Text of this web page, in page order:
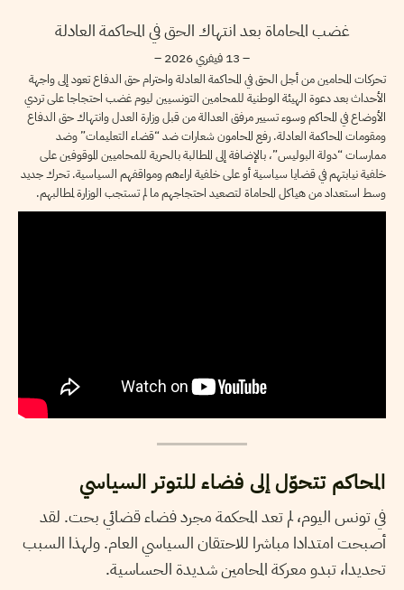
غضب المحاماة بعد انتهاك الحق في المحاكمة العادلة
– 13 فيفري 2026 –
تحركات المحامين من أجل الحق في المحاكمة العادلة واحترام حق الدفاع تعود إلى واجهة
الأحداث بعد دعوة الهيئة الوطنية للمحامين التونسيين ليوم غضب احتجاجا على تردي
الأوضاع في المحاكم وسوء تسيير مرفق العدالة من قبل وزارة العدل وانتهاك حق الدفاع
ومقومات المحاكمة العادلة. رفع المحامون شعارات ضد “قضاء التعليمات” وضد
ممارسات “دولة البوليس”، بالإضافة إلى المطالبة بالحرية للمحاميين الموقوفين على
خلفية نيابتهم في قضايا سياسية أو على خلفية اراءهم ومواقفهم السياسية. تحرك جديد
وسط استعداد من هياكل المحاماة لتصعيد احتجاجهم ما لم تستجب الوزارة لمطالبهم.
المحاكم تتحوّل إلى فضاء للتوتر السياسي
في تونس اليوم، لم تعد المحكمة مجرد فضاء قضائي بحت. لقد
أصبحت امتدادا مباشرا للاحتقان السياسي العام. ولهذا السبب
تحديدا، تبدو معركة المحامين شديدة الحساسية.